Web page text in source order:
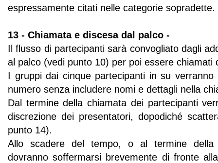
espressamente citati nelle categorie sopradette.
13 - Chiamata e discesa dal palco -
Il flusso di partecipanti sarà convogliato dagli
al palco (vedi punto 10) per poi essere chiamati
I gruppi dai cinque partecipanti in su verranno
numero senza includere nomi e dettagli nella
Dal termine della chiamata dei partecipanti
discrezione dei presentatori, dopodiché
punto 14).
Allo scadere del tempo, o al termine della
dovranno soffermarsi brevemente di fronte